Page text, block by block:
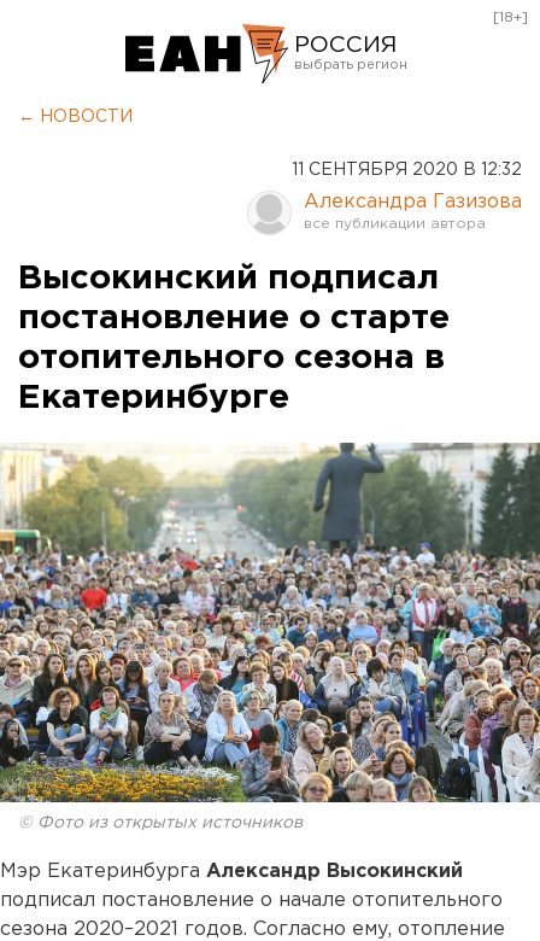
РОССИЯ
Оренбург
[18+]
← НОВОСТИ
11 СЕНТЯБРЯ 2020 В 12:32
Александра Газизова
Высокинский подписал
постановление о старте
отопительного сезона в
Екатеринбурге
© Фото из открытых источников
Мэр Екатеринбурга Александр Высокинский
подписал постановление о начале отопительного
сезона 2020–2021 годов. Согласно ему, отопление